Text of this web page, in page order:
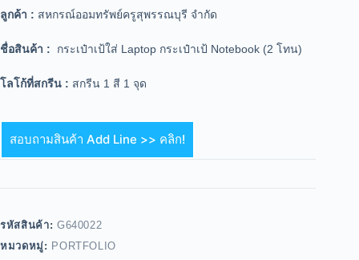
ลูกค้า : สหกรณ์ออมทรัพย์ครูสุพรรณบุรี จำกัด
ชื่อสินค้า : กระเป๋าเป้ใส่ Laptop กระเป๋าเป้ Notebook (2 โทน)
โลโก้ที่สกรีน : สกรีน 1 สี 1 จุด
สอบถามสินค้า Add Line >> คลิก!
รหัสสินค้า: G640022
หมวดหมู่: PORTFOLIO